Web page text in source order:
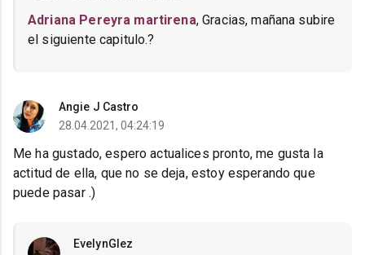
Adriana Pereyra martirena, Gracias, mañana subire
el siguiente capitulo.?
Angie J Castro
28.04.2021, 04:24:19
Me ha gustado, espero actualices pronto, me gusta la
actitud de ella, que no se deja, estoy esperando que
puede pasar .)
EvelynGlez